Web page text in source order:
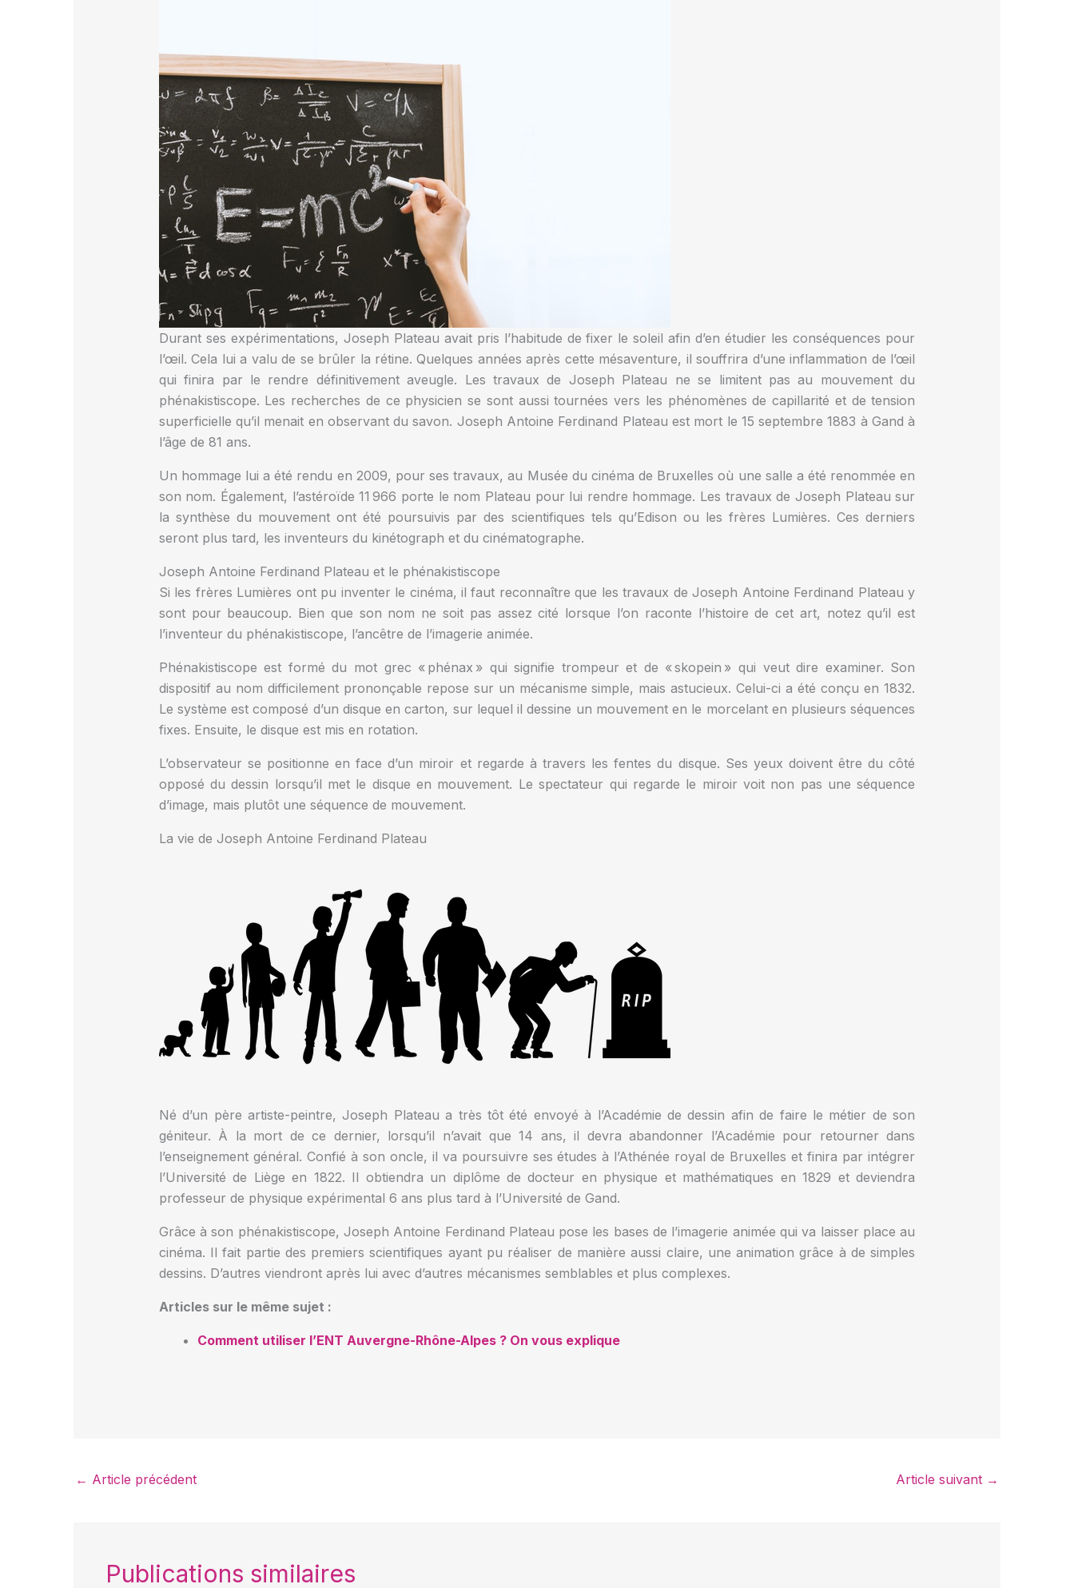
Durant ses expérimentations, Joseph Plateau avait pris l’habitude de fixer le soleil afin d’en étudier les conséquences pour
l’œil. Cela lui a valu de se brûler la rétine. Quelques années après cette mésaventure, il souffrira d’une inflammation de l’œil
qui finira par le rendre définitivement aveugle. Les travaux de Joseph Plateau ne se limitent pas au mouvement du
phénakistiscope. Les recherches de ce physicien se sont aussi tournées vers les phénomènes de capillarité et de tension
superficielle qu’il menait en observant du savon. Joseph Antoine Ferdinand Plateau est mort le 15 septembre 1883 à Gand à
l’âge de 81 ans.
Un hommage lui a été rendu en 2009, pour ses travaux, au Musée du cinéma de Bruxelles où une salle a été renommée en
son nom. Également, l’astéroïde 11 966 porte le nom Plateau pour lui rendre hommage. Les travaux de Joseph Plateau sur
la synthèse du mouvement ont été poursuivis par des scientifiques tels qu’Edison ou les frères Lumières. Ces derniers
seront plus tard, les inventeurs du kinétograph et du cinématographe.
Joseph Antoine Ferdinand Plateau et le phénakistiscope
Si les frères Lumières ont pu inventer le cinéma, il faut reconnaître que les travaux de Joseph Antoine Ferdinand Plateau y
sont pour beaucoup. Bien que son nom ne soit pas assez cité lorsque l’on raconte l’histoire de cet art, notez qu’il est
l’inventeur du phénakistiscope, l’ancêtre de l’imagerie animée.
Phénakistiscope est formé du mot grec « phénax » qui signifie trompeur et de « skopein » qui veut dire examiner. Son
dispositif au nom difficilement prononçable repose sur un mécanisme simple, mais astucieux. Celui-ci a été conçu en 1832.
Le système est composé d’un disque en carton, sur lequel il dessine un mouvement en le morcelant en plusieurs séquences
fixes. Ensuite, le disque est mis en rotation.
L’observateur se positionne en face d’un miroir et regarde à travers les fentes du disque. Ses yeux doivent être du côté
opposé du dessin lorsqu’il met le disque en mouvement. Le spectateur qui regarde le miroir voit non pas une séquence
d’image, mais plutôt une séquence de mouvement.
La vie de Joseph Antoine Ferdinand Plateau
Né d’un père artiste-peintre, Joseph Plateau a très tôt été envoyé à l’Académie de dessin afin de faire le métier de son
géniteur. À la mort de ce dernier, lorsqu’il n’avait que 14 ans, il devra abandonner l’Académie pour retourner dans
l’enseignement général. Confié à son oncle, il va poursuivre ses études à l’Athénée royal de Bruxelles et finira par intégrer
l’Université de Liège en 1822. Il obtiendra un diplôme de docteur en physique et mathématiques en 1829 et deviendra
professeur de physique expérimental 6 ans plus tard à l’Université de Gand.
Grâce à son phénakistiscope, Joseph Antoine Ferdinand Plateau pose les bases de l’imagerie animée qui va laisser place au
cinéma. Il fait partie des premiers scientifiques ayant pu réaliser de manière aussi claire, une animation grâce à de simples
dessins. D’autres viendront après lui avec d’autres mécanismes semblables et plus complexes.
Articles sur le même sujet :
Comment utiliser l’ENT Auvergne-Rhône-Alpes ? On vous explique
← Article précédent Article suivant →
Publications similaires